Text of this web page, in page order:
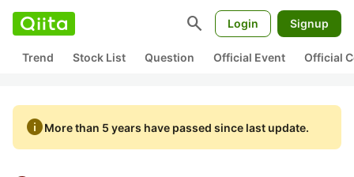
search Login Signup
Trend Stock List Question Official Event Official
infoMore than 5 years have passed since last update.